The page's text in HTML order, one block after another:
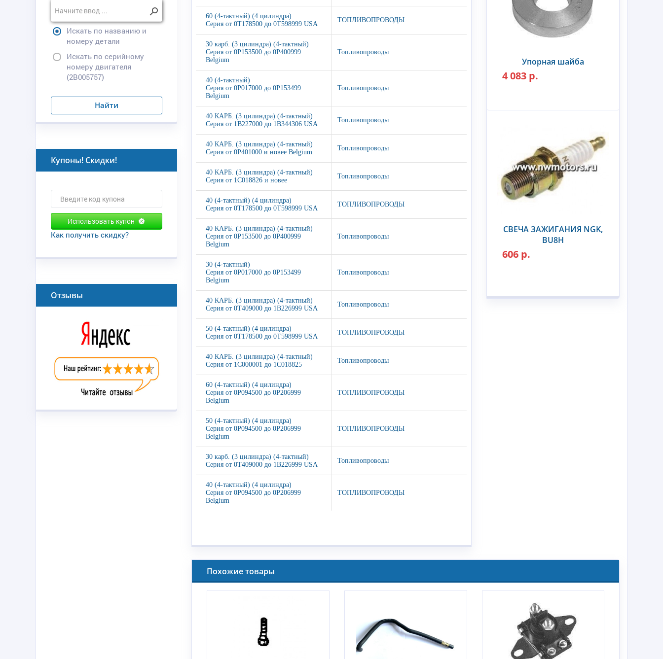
Искать по названию и
номеру детали
Искать по серийному
номеру двигателя
(2B005757)
Найти
Купоны! Скидки!
Использовать купон
Как получить скидку?
Отзывы
60 (4-тактный) (4 цилиндра)
Серия от 0T178500 до 0T598999 USA
ТОПЛИВОПРОВОДЫ
30 карб. (3 цилиндра) (4-тактный)
Серия от 0P153500 до 0P400999
Belgium
Топливопроводы
40 (4-тактный)
Серия от 0P017000 до 0P153499
Belgium
Топливопроводы
40 КАРБ. (3 цилиндра) (4-тактный)
Серия от 1B227000 до 1B344306 USA
Топливопроводы
40 КАРБ. (3 цилиндра) (4-тактный)
Серия от 0P401000 и новее Belgium
Топливопроводы
40 КАРБ. (3 цилиндра) (4-тактный)
Серия от 1C018826 и новее
Топливопроводы
40 (4-тактный) (4 цилиндра)
Серия от 0T178500 до 0T598999 USA
ТОПЛИВОПРОВОДЫ
40 КАРБ. (3 цилиндра) (4-тактный)
Серия от 0P153500 до 0P400999
Belgium
Топливопроводы
30 (4-тактный)
Серия от 0P017000 до 0P153499
Belgium
Топливопроводы
40 КАРБ. (3 цилиндра) (4-тактный)
Серия от 0T409000 до 1B226999 USA
Топливопроводы
50 (4-тактный) (4 цилиндра)
Серия от 0T178500 до 0T598999 USA
ТОПЛИВОПРОВОДЫ
40 КАРБ. (3 цилиндра) (4-тактный)
Серия от 1C000001 до 1C018825
Топливопроводы
60 (4-тактный) (4 цилиндра)
Серия от 0P094500 до 0P206999
Belgium
ТОПЛИВОПРОВОДЫ
50 (4-тактный) (4 цилиндра)
Серия от 0P094500 до 0P206999
Belgium
ТОПЛИВОПРОВОДЫ
30 карб. (3 цилиндра) (4-тактный)
Серия от 0T409000 до 1B226999 USA
Топливопроводы
40 (4-тактный) (4 цилиндра)
Серия от 0P094500 до 0P206999
Belgium
ТОПЛИВОПРОВОДЫ
Упорная шайба
4 083 р.
СВЕЧА ЗАЖИГАНИЯ NGK,
BU8H
606 р.
Похожие товары